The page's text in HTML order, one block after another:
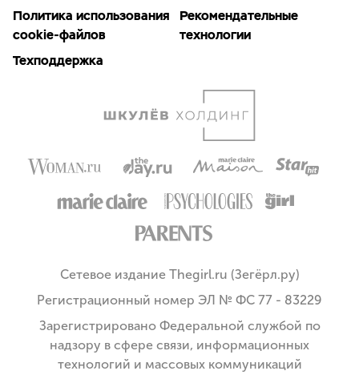
Политика использования
cookie-файлов
Рекомендательные
технологии
Техподдержка
Сетевое издание Thegirl.ru (Зегёрл.ру)
Регистрационный номер ЭЛ № ФС 77 - 83229
Зарегистрировано Федеральной службой по
надзору в сфере связи, информационных
технологий и массовых коммуникаций